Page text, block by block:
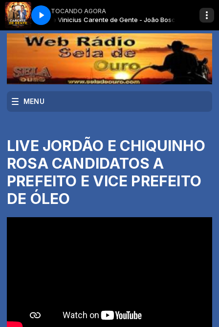
TOCANDO AGORA
- João Bosco e Vinicius Carente de Gente - João Bosco e Vinicius
MENU
LIVE JORDÃO E CHIQUINHO
ROSA CANDIDATOS A
PREFEITO E VICE PREFEITO
DE ÓLEO